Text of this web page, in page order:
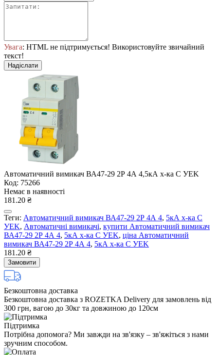
Увага: HTML не підтримується! Використовуйте звичайний
текст!
Надіслати
Автоматичний вимикач ВА47-29 2Р 4А 4,5кА х-ка C УEK
Код: 75266
Немає в наявності
181.20 ₴
Теги: Автоматичний вимикач ВА47-29 2Р 4А 4, 5кА х-ка C
УEK, Автоматичні вимикачі, купити Автоматичний вимикач
ВА47-29 2Р 4А 4, 5кА х-ка C УEK, ціна Автоматичний
вимикач ВА47-29 2Р 4А 4, 5кА х-ка C УEK
181.20 ₴
Замовити
Безкоштовна доставка
Безкоштовна доставка з ROZETKA Delivery для замовлень від
300 грн, вагою до 30кг та довжиною до 120см
Підтримка
Потрібна допомога? Ми завжди на зв'язку – зв'яжіться з нами
зручним способом.